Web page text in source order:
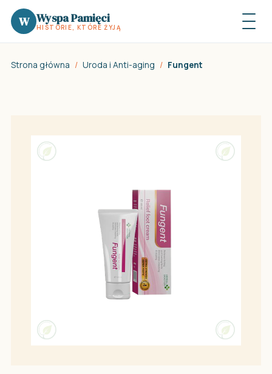
W Wyspa Pamięci
HISTORIE, KTÓRE ŻYJĄ
Strona główna / Uroda i Anti-aging / Fungent